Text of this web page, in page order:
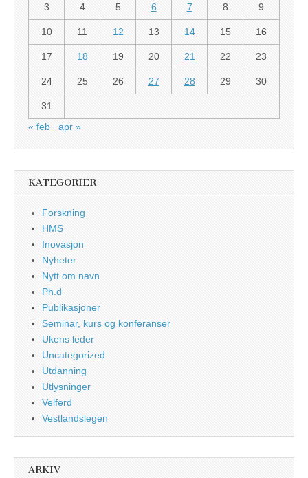
3 4 5 6 7 8 9
10 11 12 13 14 15 16
17 18 19 20 21 22 23
24 25 26 27 28 29 30
31
« feb
apr »
KATEGORIER
Forskning
HMS
Inovasjon
Nyheter
Nytt om navn
Ph.d
Publikasjoner
Seminar, kurs og konferanser
Ukens leder
Uncategorized
Utdanning
Utlysninger
Velferd
Vestlandslegen
ARKIV